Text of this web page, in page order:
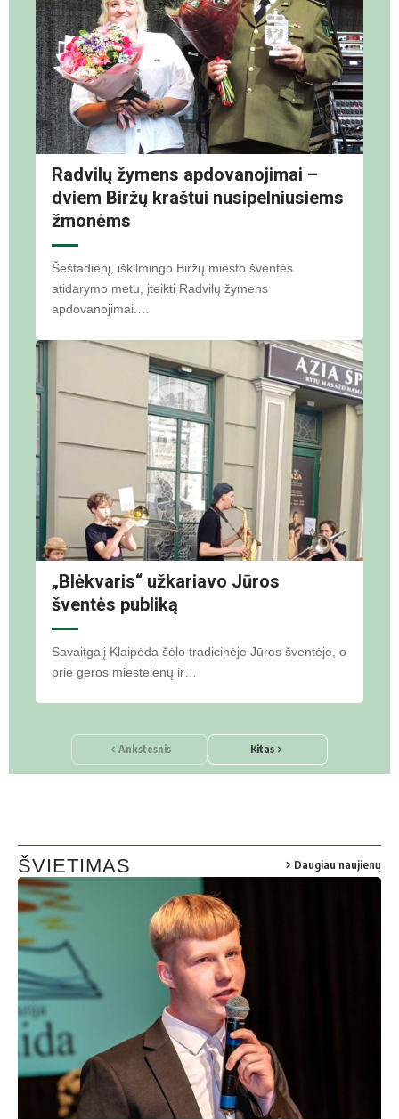
Radvilų žymens apdovanojimai –
dviem Biržų kraštui nusipelniusiems
žmonėms
Šeštadienį, iškilmingo Biržų miesto šventės
atidarymo metu, įteikti Radvilų žymens
apdovanojimai.…
Socialinių tinklų nuotr.
„Blėkvaris“ užkariavo Jūros
šventės publiką
Savaitgalį Klaipėda šėlo tradicinėje Jūros šventėje, o
prie geros miestelėnų ir…
Ankstesnis Kitas
ŠVIETIMAS Daugiau naujienų
Ž. Maniko nuotr.